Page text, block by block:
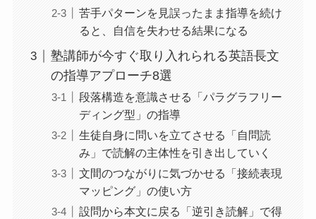
苦手パターンを見誤ったまま指導を続け
ると、自信を失わせる結果になる
塾講師が今すぐ取り入れられる英語長文
の指導アプローチ8選
段落構造を意識させる「パラグラフリー
ディング型」の指導
生徒自身に問いを立てさせる「自問読
み」で読解の主体性を引き出していく
文間のつながりに気づかせる「接続表現
マッピング」の使い方
設問から本文に戻る「逆引き読解」で得